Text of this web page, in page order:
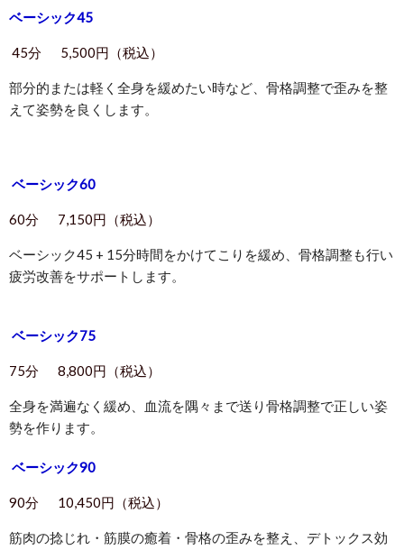
ベーシック45
45分 5,500円（税込）
部分的または軽く全身を緩めたい時など、骨格調整で歪みを整
えて姿勢を良くします。
ベーシック60
60分 7,150円（税込）
ベーシック45 + 15分時間をかけてこりを緩め、骨格調整も行い
疲労改善をサポートします。
ベーシック75
75分 8,800円（税込）
全身を満遍なく緩め、血流を隅々まで送り骨格調整で正しい姿
勢を作ります。
ベーシック90
90分 10,450円（税込）
筋肉の捻じれ・筋膜の癒着・骨格の歪みを整え、デトックス効